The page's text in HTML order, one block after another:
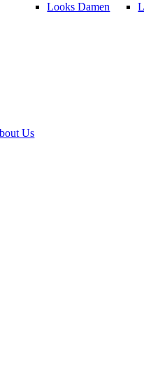
Looks Damen
Us